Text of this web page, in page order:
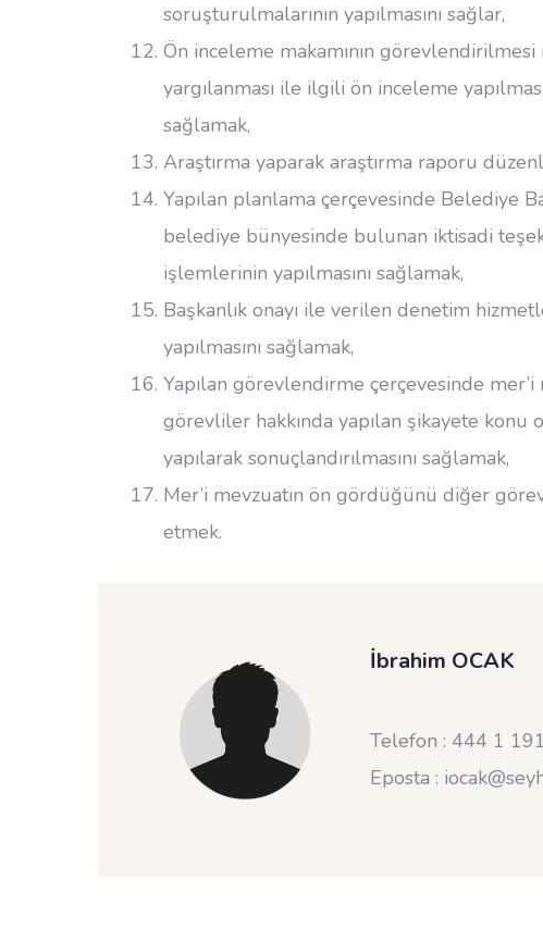
soruşturulmalarının yapılmasını sağlar,
Ön inceleme makamının
yargılanması ile ilgili ön inceleme
sağlamak,
Araştırma yaparak araştırma raporu
Yapılan planlama çerçevesinde Belediye
belediye bünyesinde bulunan iktisadi
işlemlerinin yapılmasını sağlamak,
Başkanlık onayı ile verilen denetim
yapılmasını sağlamak,
Yapılan görevlendirme çerçevesinde
görevliler hakkında yapılan şikayete
yapılarak sonuçlandırılmasını sağlamak,
Mer’i mevzuatın ön gördüğünü diğer
etmek.
İbrahim OCAK
Telefon : 444 1 191
Eposta :